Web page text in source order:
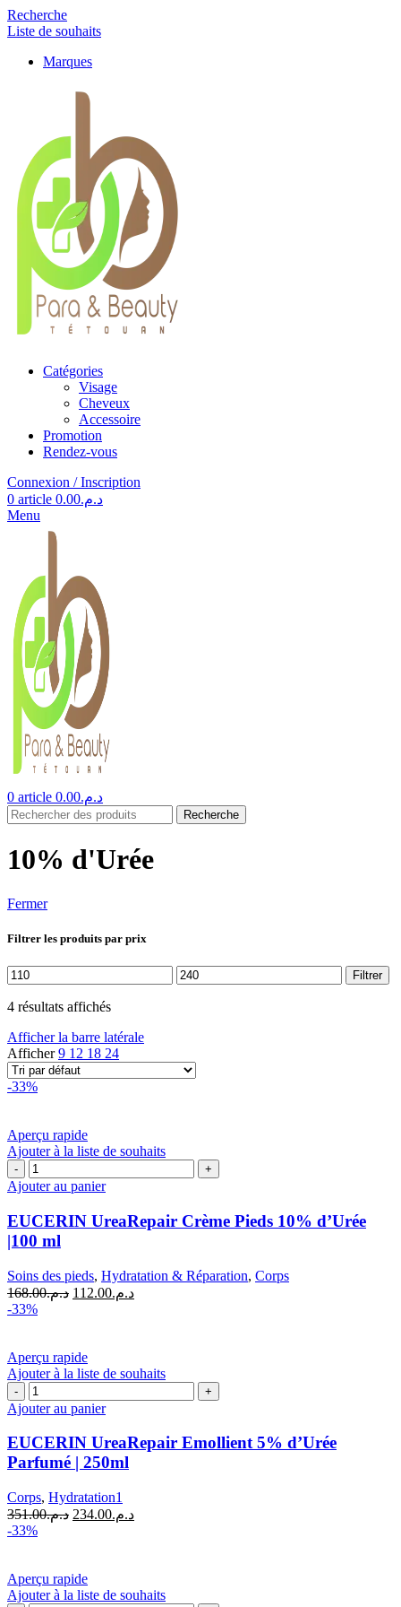
Recherche
Liste de souhaits
Marques
Catégories
Visage
Cheveux
Accessoire
Promotion
Rendez-vous
Connexion / Inscription
0 article د.م.0.00
Menu
0 article د.م.0.00
Recherche
10% d'Urée
Fermer
Filtrer les produits par prix
Prix
min
Prix
max
Filtrer
4 résultats affichés
Afficher la barre latérale
Afficher9 12 18 24
-33%
Aperçu rapide
Ajouter à la liste de souhaits
quantité
de
EUCERIN
UreaRepair
Crème
Pieds
d'Urée
|100
ml
Ajouter au panier
EUCERIN UreaRepair Crème Pieds 10% d’Urée
|100 ml
Soins des pieds, Hydratation & Réparation, Corps
د.م.168.00
Le
د.م.112.00
Le
-33%
Aperçu rapide
Ajouter à la liste de souhaits
quantité
de
EUCERIN
UreaRepair
Emollient
5%
Parfumé
|
250ml
Ajouter au panier
EUCERIN UreaRepair Emollient 5% d’Urée
Parfumé | 250ml
Corps, Hydratation1
د.م.351.00
Le
د.م.234.00
Le
-33%
Aperçu rapide
Ajouter à la liste de souhaits